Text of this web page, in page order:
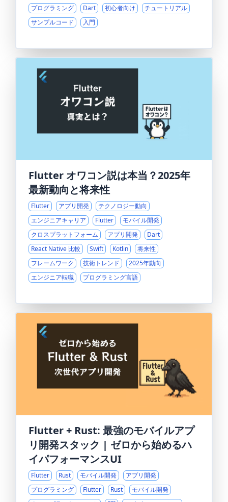
プログラミング
Dart 初心者向け
チュートリアル
サンプルコード
入門
Flutter オワコン説は本当？2025年
最新動向と将来性
Flutter アプリ開発
テクノロジー動向
エンジニアキャリア
Flutter
モバイル開発
クロスプラットフォーム
アプリ開発
Dart
React Native 比較
Swift Kotlin
将来性
フレームワーク
技術トレンド
2025年動向
エンジニア転職
プログラミング言語
Flutter + Rust: 最強のモバイルアプ
リ開発スタック | ゼロから始めるハ
イパフォーマンスUI
Flutter Rust モバイル開発
アプリ開発
プログラミング
Flutter Rust
モバイル開発